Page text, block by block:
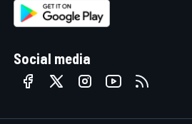
Social media